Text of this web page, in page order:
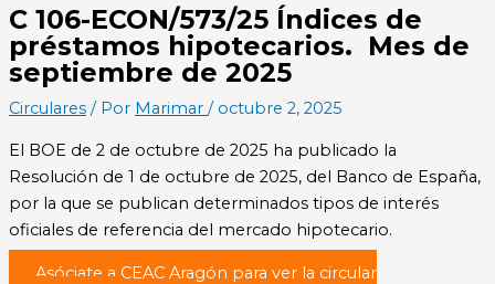
C 106-ECON/573/25 Índices de
préstamos hipotecarios. Mes de
septiembre de 2025
Circulares / Por Marimar / octubre 2, 2025
El BOE de 2 de octubre de 2025 ha publicado la
Resolución de 1 de octubre de 2025, del Banco de España,
por la que se publican determinados tipos de interés
oficiales de referencia del mercado hipotecario.
Asóciate a CEAC Aragón para ver la circular